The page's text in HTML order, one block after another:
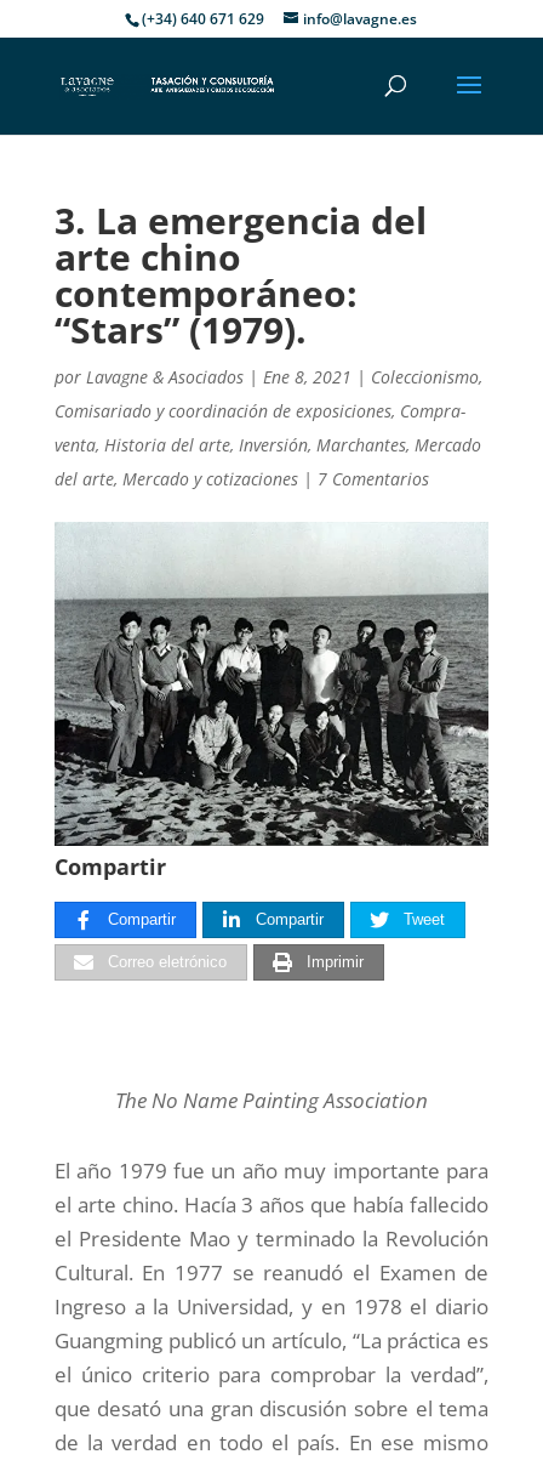
(+34) 640 671 629 info@lavagne.es
3. La emergencia del
arte chino
contemporáneo:
“Stars” (1979).
por Lavagne & Asociados| Ene 8, 2021 | Coleccionismo,
Comisariado y coordinación de exposiciones, Compra-
venta, Historia del arte, Inversión, Marchantes, Mercado
del arte, Mercado y cotizaciones| 7 Comentarios
Compartir
Compartir Compartir Tweet
Correo eletrónico Imprimir
The No Name Painting Association
El año 1979 fue un año muy importante para
el arte chino. Hacía 3 años que había fallecido
el Presidente Mao y terminado la Revolución
Cultural. En 1977 se reanudó el Examen de
Ingreso a la Universidad, y en 1978 el diario
Guangming publicó un artículo, “La práctica es
el único criterio para comprobar la verdad”,
que desató una gran discusión sobre el tema
de la verdad en todo el país. En ese mismo